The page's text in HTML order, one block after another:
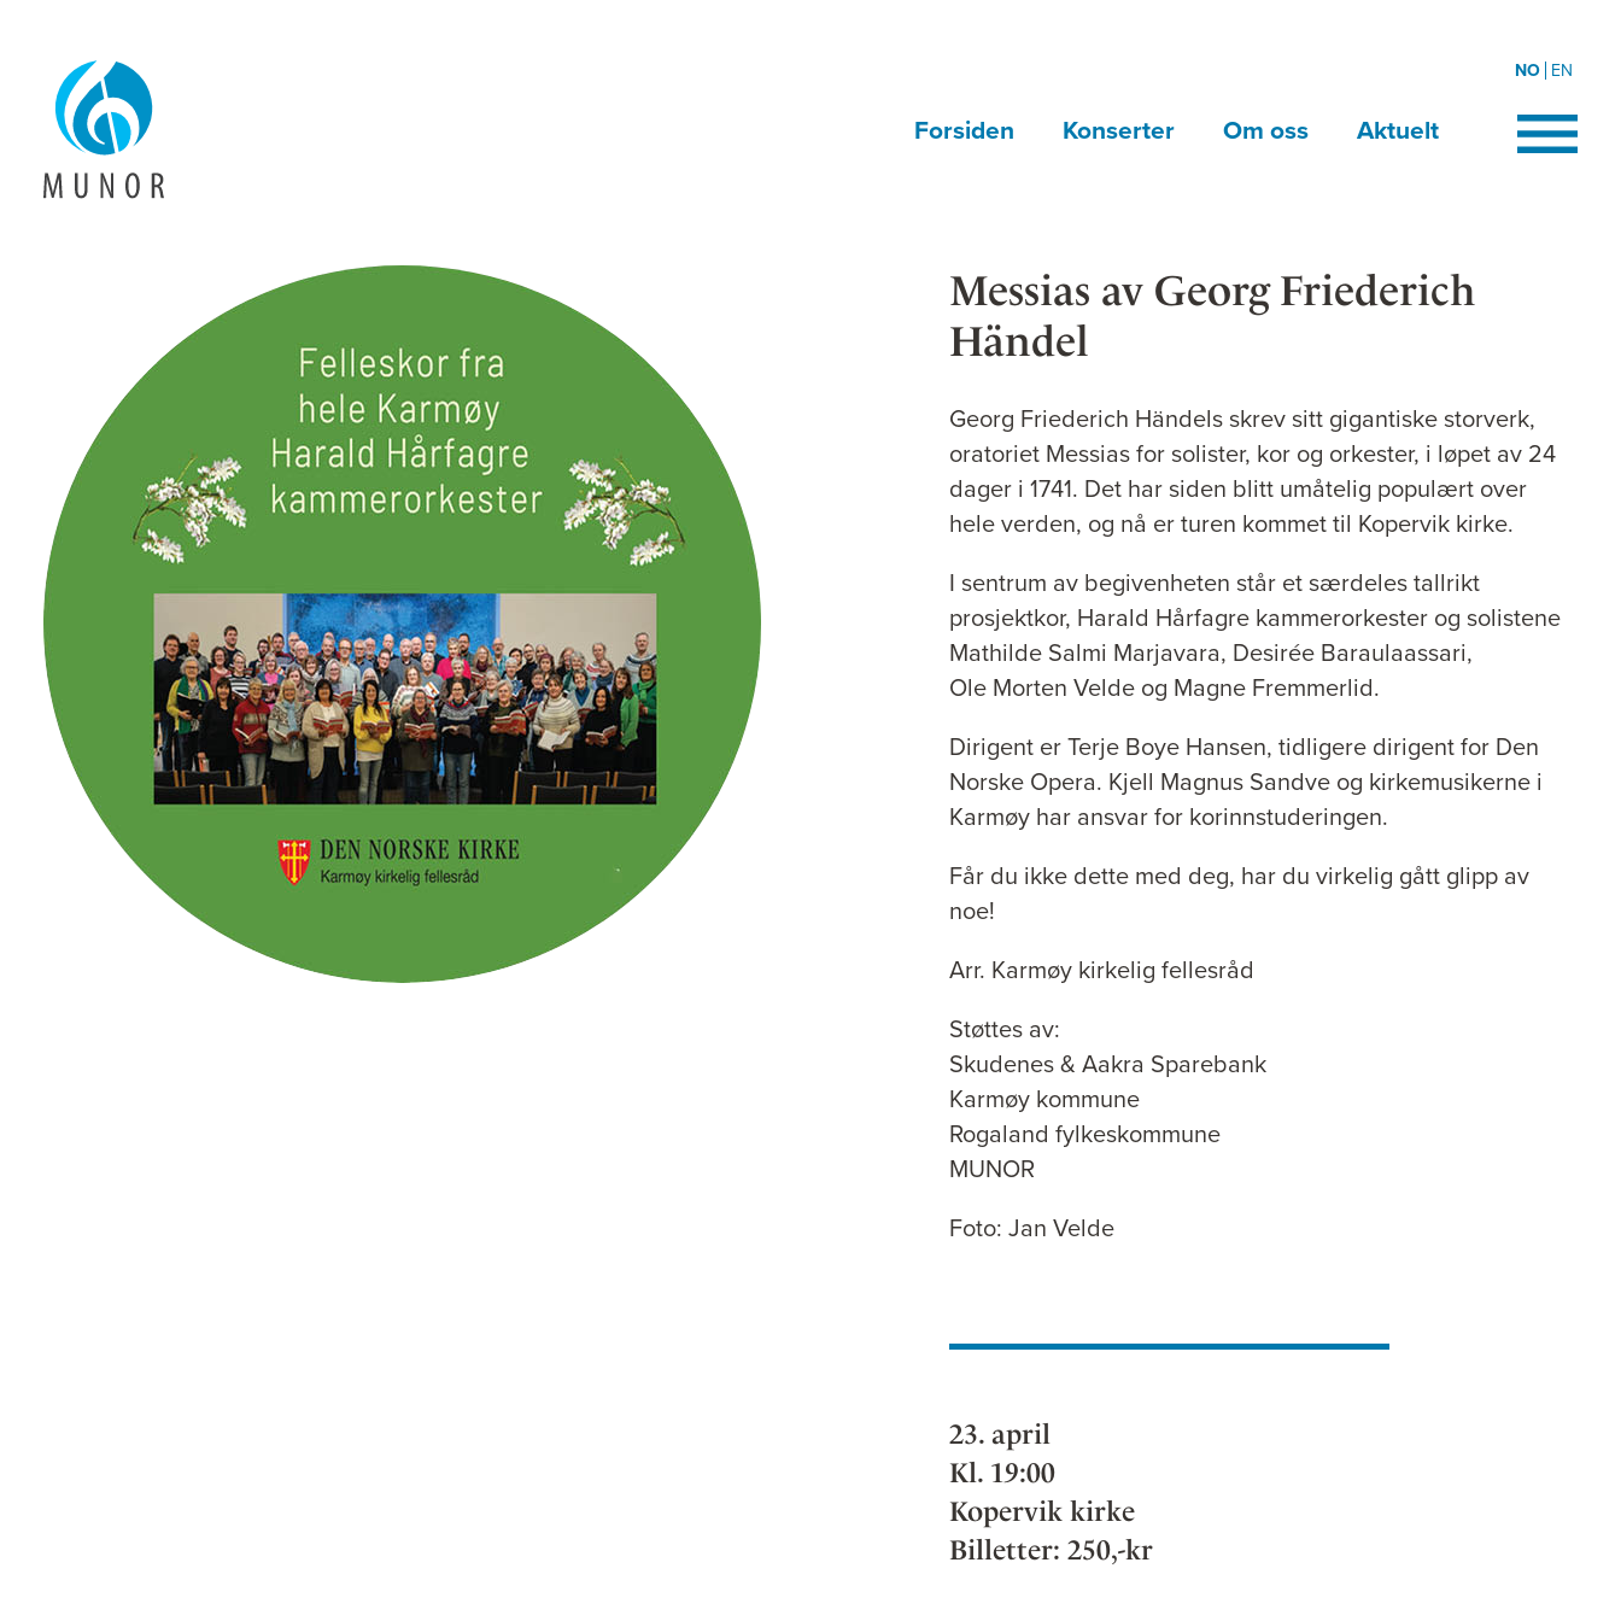
NO EN
Forsiden Konserter Om oss Aktuelt
Messias av Georg Friederich
Händel
Georg Friederich Händels skrev sitt gigantiske storverk,
oratoriet Messias for solister, kor og orkester, i løpet av 24
dager i 1741. Det har siden blitt umåtelig populært over
hele verden, og nå er turen kommet til Kopervik kirke.
I sentrum av begivenheten står et særdeles tallrikt
prosjektkor, Harald Hårfagre kammerorkester og solistene
Mathilde Salmi Marjavara, Desirée Baraulaassari,
Ole Morten Velde og Magne Fremmerlid.
Dirigent er Terje Boye Hansen, tidligere dirigent for Den
Norske Opera. Kjell Magnus Sandve og kirkemusikerne i
Karmøy har ansvar for korinnstuderingen.
Får du ikke dette med deg, har du virkelig gått glipp av
noe!
Arr. Karmøy kirkelig fellesråd
Støttes av:
Skudenes & Aakra Sparebank
Karmøy kommune
Rogaland fylkeskommune
MUNOR
Foto: Jan Velde
23. april
Kl. 19:00
Kopervik kirke
Billetter: 250,-kr